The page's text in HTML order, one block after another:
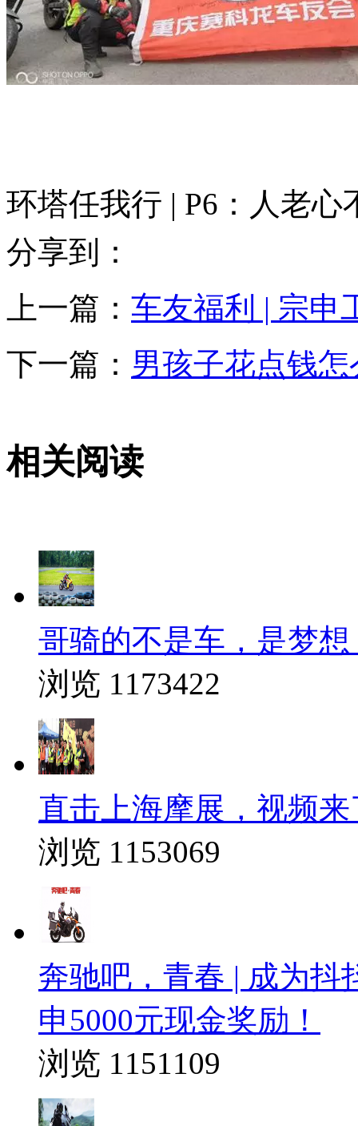
环塔任我行 | P6：人老
分享到：
上一篇： 车友福利 | 宗申
下一篇： 男孩子花点钱
相关阅读
哥骑的不是车，是梦想
浏览 1173422
直击上海摩展，视频来
浏览 1153069
奔驰吧，青春 | 成为抖
申5000元现金奖励！
浏览 1151109